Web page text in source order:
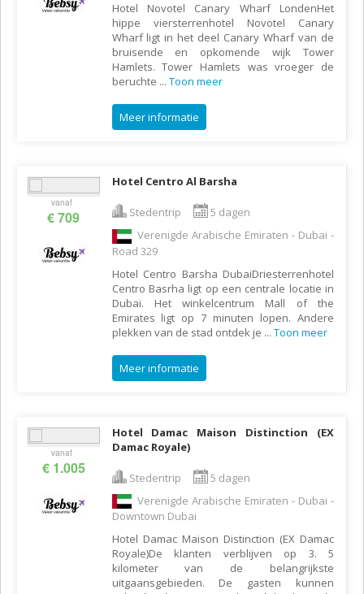
Hotel Novotel Canary Wharf LondenHet
hippe viersterrenhotel Novotel Canary
Wharf ligt in het deel Canary Wharf van de
bruisende en opkomende wijk Tower
Hamlets. Tower Hamlets was vroeger de
beruchte ... Toon meer
Meer informatie
vanaf
€ 709
Hotel Centro Al Barsha
Stedentrip
5 dagen
Verenigde Arabische Emiraten - Dubai -
Road 329
Hotel Centro Barsha DubaiDriesterrenhotel
Centro Basrha ligt op een centrale locatie in
Dubai. Het winkelcentrum Mall of the
Emirates ligt op 7 minuten lopen. Andere
plekken van de stad ontdek je ... Toon meer
Meer informatie
vanaf
€ 1.005
Hotel Damac Maison Distinction (EX
Damac Royale)
Stedentrip
5 dagen
Verenigde Arabische Emiraten - Dubai -
Downtown Dubai
Hotel Damac Maison Distinction (EX Damac
Royale)De klanten verblijven op 3. 5
kilometer van de belangrijkste
uitgaansgebieden. De gasten kunnen